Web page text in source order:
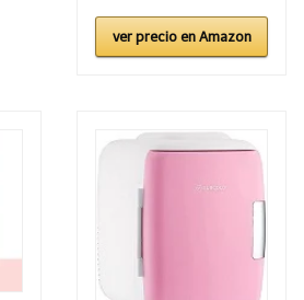
ver precio en Amazon